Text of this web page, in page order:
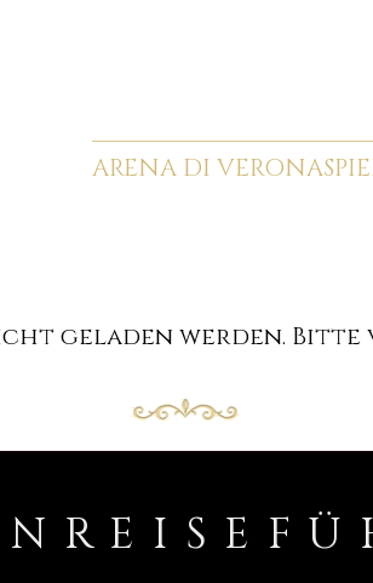
ARENA DI VERONA
geladen werden. Bitte